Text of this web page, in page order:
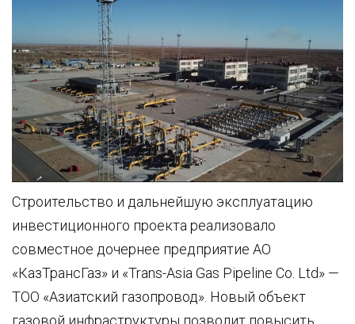
Строительство и дальнейшую эксплуатацию
инвестиционного проекта реализовало
совместное дочернее предприятие АО
«КазТрансГаз» и «Trans-Asia Gas Pipeline Co. Ltd» —
ТОО «Азиатский газопровод». Новый объект
газовой инфраструктуры позволит повысить